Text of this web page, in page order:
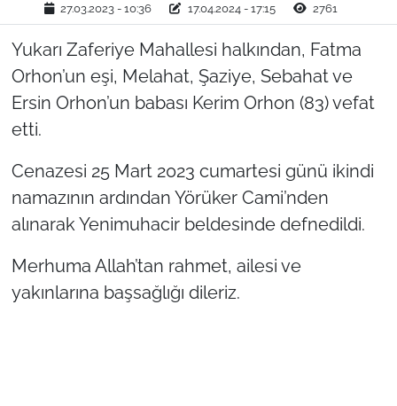
27.03.2023 - 10:36 17.04.2024 - 17:15 2761
Yukarı Zaferiye Mahallesi halkından, Fatma
Orhon’un eşi, Melahat, Şaziye, Sebahat ve
Ersin Orhon’un babası Kerim Orhon (83) vefat
etti.
Cenazesi 25 Mart 2023 cumartesi günü ikindi
namazının ardından Yörüker Cami’nden
alınarak Yenimuhacir beldesinde defnedildi.
Merhuma Allah’tan rahmet, ailesi ve
yakınlarına başsağlığı dileriz.
YAŞAM
EDİRNE
TEKİRDAĞ
ÇANAKKALE
Bölge